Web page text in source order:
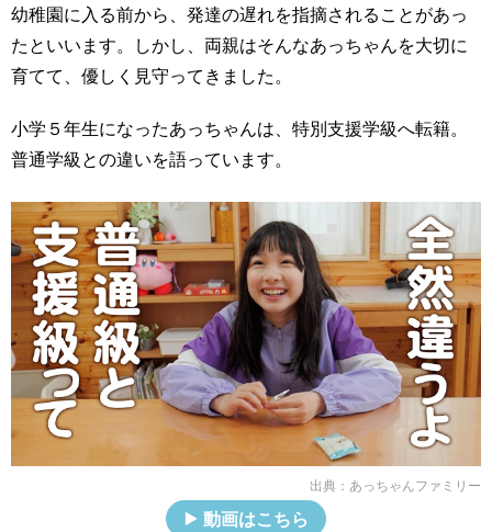
幼稚園に入る前から、発達の遅れを指摘されることがあっ
たといいます。しかし、両親はそんなあっちゃんを大切に
育てて、優しく見守ってきました。
小学５年生になったあっちゃんは、特別支援学級へ転籍。
普通学級との違いを語っています。
出典： あっちゃんファミリー
動画はこちら